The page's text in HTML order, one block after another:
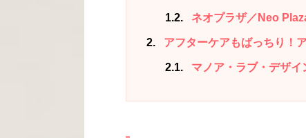
1.2 ネオプラザ／Neo
2 アフターケアもばっちり！
2.1 マノア・ラブ・デザ